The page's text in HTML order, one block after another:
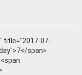
title="2017-07-
span>